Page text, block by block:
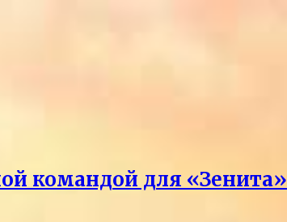
командой для «Зенита»